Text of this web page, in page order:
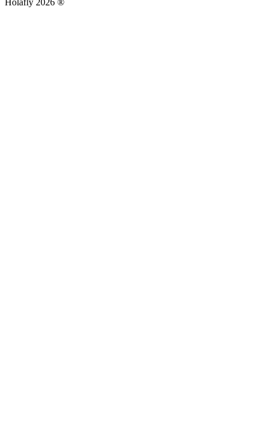
Holafly 2026 ®